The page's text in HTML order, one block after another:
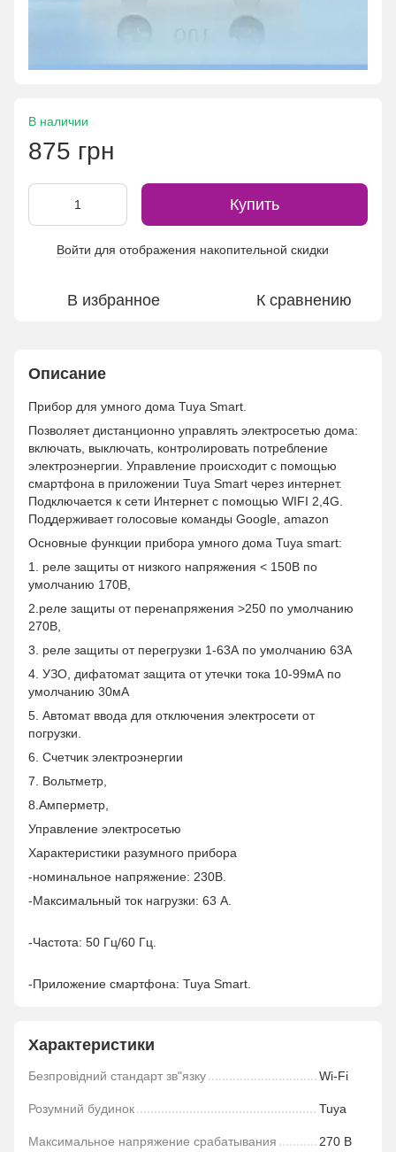
В наличии
875 грн
Купить
Войти для отображения накопительной скидки
В избранное К сравнению
Описание
Прибор для умного дома Tuya Smart.
Позволяет дистанционно управлять электросетью дома:
включать, выключать, контролировать потребление
электроэнергии. Управление происходит с помощью
смартфона в приложении Tuya Smart через интернет.
Подключается к сети Интернет с помощью WIFI 2,4G.
Поддерживает голосовые команды Google, amazon
Основные функции прибора умного дома Tuya smart:
1. реле защиты от низкого напряжения < 150В по
умолчанию 170В,
2.реле защиты от перенапряжения >250 по умолчанию
270В,
3. реле защиты от перегрузки 1-63А по умолчанию 63А
4. УЗО, дифатомат защита от утечки тока 10-99мА по
умолчанию 30мА
5. Автомат ввода для отключения электросети от
погрузки.
6. Счетчик электроэнергии
7. Вольтметр,
8.Амперметр,
Управление электросетью
Характеристики разумного прибора
-номинальное напряжение: 230В.
-Максимальный ток нагрузки: 63 А.
-Частота: 50 Гц/60 Гц.
-Приложение смартфона: Tuya Smart.
Характеристики
Безпровідний стандарт зв"язку Wi-Fi
Розумний будинок Tuya
Максимальное напряжение срабатывания 270 В